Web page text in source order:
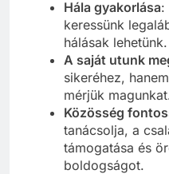
Hála gyakorlása:
keressünk
hálásak lehetünk.
A saját utunk
sikeréhez,
mérjük
Közösség
tanácsolja, a
támogatása és
boldogságot.